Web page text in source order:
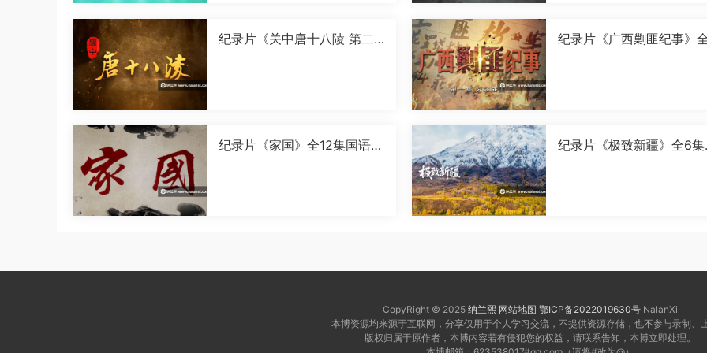
纪录片《关中唐十八陵 第二
纪录片《广西剿匪纪事》
纪录片《家国》全12集国语中
纪录片《极致新疆》全6集
CopyRight © 2025 纳兰熙 网站地图 鄂ICP备2022019630号 NalanXi
本博资源均来源于互联网，分享仅用于个人学习交流，不提供资源存储，也不参与录制、上
版权归属于原作者，本博内容若有侵犯您的权益，请联系告知，本博立即处理。